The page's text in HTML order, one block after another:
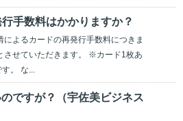
手数料はかかりますか？
よるカードの再発行手数料につきま
させていただきます。 ※カード1枚あ
。 な...
ですが？（宇佐美ビジネス